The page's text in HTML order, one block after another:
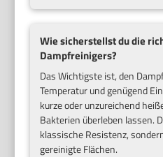
Wie sicherstellst du die
Dampfreinigers?
Das Wichtigste ist, den
Temperatur und genügend
kurze oder unzureichend
Bakterien überleben lassen.
klassische Resistenz,
gereinigte Flächen.